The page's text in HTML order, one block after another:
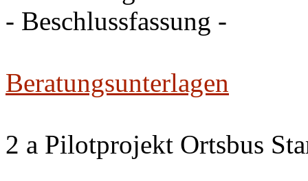
- Beschlussfassung -
Beratungsunterlagen
2 a Pilotprojekt Ortsbus